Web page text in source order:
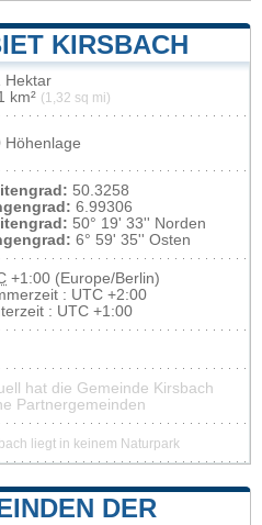
KIRSBACH
Hektar
km² (1,32 sq mi)
Höhenlage
50.3258
6.99306
50° 19' 33'' Norden
6° 59' 35'' Osten
+1:00 (Europe/Berlin)
: UTC +2:00
: UTC +1:00
hat die Gemeinde Kirsbach
Partnergemeinden
liegt in keinem Naturpark
DER